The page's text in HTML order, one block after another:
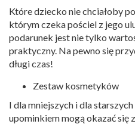
Które dziecko nie chciałoby
którym czeka pościel z jego
podarunek jest nie tylko
praktyczny. Na pewno się
długi czas!
Zestaw kosmetyków
I dla mniejszych i dla
upominkiem mogą okazać się